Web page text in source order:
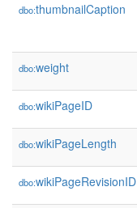
dbo:thumbnailCaption
dbo:weight
dbo:wikiPageID
dbo:wikiPageLength
dbo:wikiPageRevisionID